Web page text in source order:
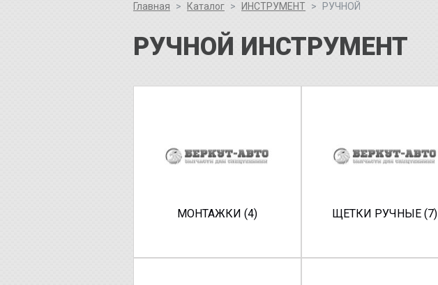
Главная Каталог ИНСТРУМЕНТ РУЧНОЙ
РУЧНОЙ ИНСТРУМЕНТ
МОНТАЖКИ (4) ЩЕТКИ РУЧНЫЕ (7)